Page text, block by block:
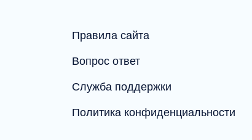
Правила сайта
Вопрос ответ
Служба поддержки
Политика конфиденциальности